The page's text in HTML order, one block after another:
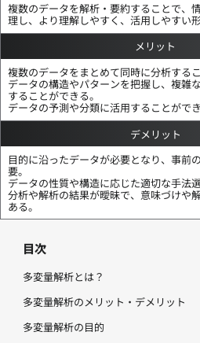
複数のデータを解析・要約することで、
理し、より理解しやすく、活用しやすい
メリット
複数のデータをまとめて同時に分析する
データの構造やパターンを把握し、複雑
することができる。
データの予測や分類に活用することができ
デメリット
目的に沿ったデータが必要となり、事前
要。
データの性質や構造に応じた適切な手法
分析や解析の結果が曖昧で、意味づけや
ある。
目次
多変量解析とは？
多変量解析のメリット・デメリット
多変量解析の目的